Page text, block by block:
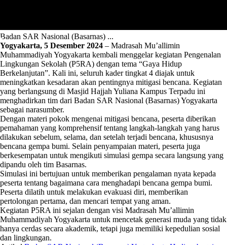
Badan SAR Nasional (Basarnas) ...
Yogyakarta, 5 Desember 2024 – Madrasah Mu’allimin
Muhammadiyah Yogyakarta kembali menggelar kegiatan Pengenalan
Lingkungan Sekolah (P5RA) dengan tema “Gaya Hidup
Berkelanjutan”. Kali ini, seluruh kader tingkat 4 diajak untuk
meningkatkan kesadaran akan pentingnya mitigasi bencana. Kegiatan
yang berlangsung di Masjid Hajjah Yuliana Kampus Terpadu ini
menghadirkan tim dari Badan SAR Nasional (Basarnas) Yogyakarta
sebagai narasumber.
Dengan materi pokok mengenai mitigasi bencana, peserta diberikan
pemahaman yang komprehensif tentang langkah-langkah yang harus
dilakukan sebelum, selama, dan setelah terjadi bencana, khususnya
bencana gempa bumi. Selain penyampaian materi, peserta juga
berkesempatan untuk mengikuti simulasi gempa secara langsung yang
dipandu oleh tim Basarnas.
Simulasi ini bertujuan untuk memberikan pengalaman nyata kepada
peserta tentang bagaimana cara menghadapi bencana gempa bumi.
Peserta dilatih untuk melakukan evakuasi diri, memberikan
pertolongan pertama, dan mencari tempat yang aman.
Kegiatan P5RA ini sejalan dengan visi Madrasah Mu’allimin
Muhammadiyah Yogyakarta untuk mencetak generasi muda yang tidak
hanya cerdas secara akademik, tetapi juga memiliki kepedulian sosial
dan lingkungan.